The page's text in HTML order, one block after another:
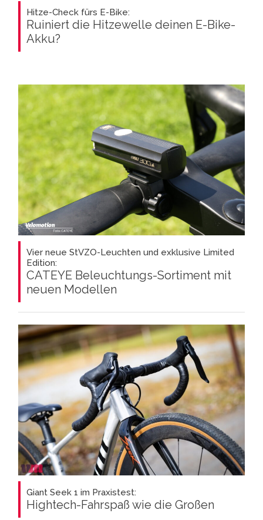
Hitze-Check fürs E-Bike:
Ruiniert die Hitzewelle deinen E-Bike-
Akku?
Vier neue StVZO-Leuchten und exklusive Limited
Edition:
CATEYE Beleuchtungs-Sortiment mit
neuen Modellen
Giant Seek 1 im Praxistest:
Hightech-Fahrspaß wie die Großen